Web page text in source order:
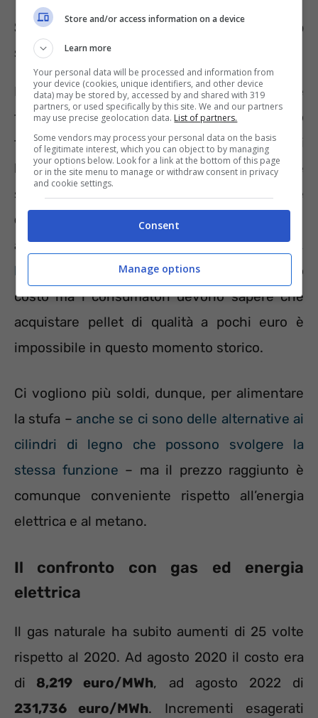
Stufa a pellet, rimane un valido
strumento di risparmio
L’aumento della domanda e la riduzione delle
forniture di legno legate alla guerra hanno
fatto crescere anche il costo dei cilindri di
legno necessari per il funzionamento delle
stufe. Un sacco da 15 chili è passato a costare
da 3/4 euro a 9/10 euro
anche a 13 euro.Sono iniziate a dilagare, poi,
le truffe sul webriguardanti vendite a basso
costo ma i consumatori devono sapere che
acquistare pellet di qualità a pochi euro è
impossibile in questo momento storico.
Ci vogliono più soldi, dunque, per alimentare
la stufa – anche se ci sono delle alternative ai
cilindri di legno che possono svolgere la
stessa funzione – ma il prezzo raggiunto è
comunque conveniente rispetto all’energia
elettrica e al metano.
Il confronto con gas ed energia
elettrica
Il gas naturale ha subito aumenti di 25 volte
rispetto al 2020. Ad agosto 2020 il costo era
di 8,219 euro/MWh, ad agosto 2022 di
231,736 euro/MWh. Incrementi esagerati
Store and/or access information on a device
Learn more
Your personal data will be processed and information from
your device (cookies, unique identifiers, and other device
data) may be stored by, accessed by and shared with 319
partners, or used specifically by this site. We and our partners
may use precise geolocation data. List of partners.
Some vendors may process your personal data on the basis
of legitimate interest, which you can object to by managing
your options below. Look for a link at the bottom of this page
or in the site menu to manage or withdraw consent in privacy
and cookie settings.
Consent
Manage options